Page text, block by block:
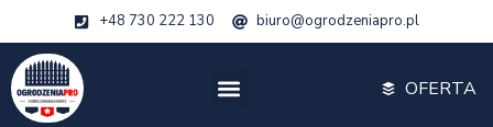
+48 730 222 130 biuro@ogrodzeniapro.pl
OFERTA